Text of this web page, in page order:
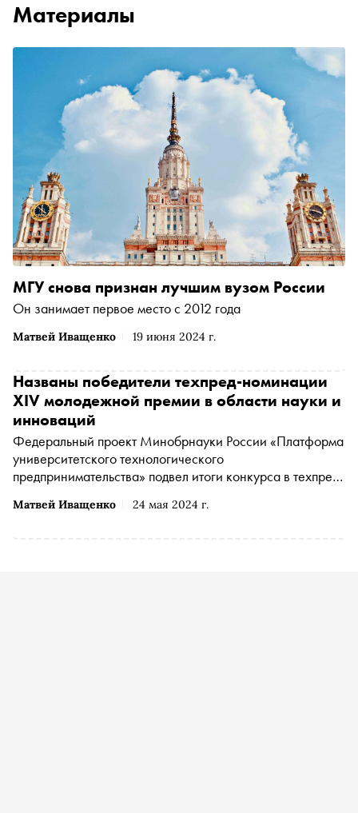
Материалы
Матвей Иващенко 19 июня 2024 г.
МГУ снова признан лучшим вузом России
Он занимает первое место с 2012 года
Матвей Иващенко 24 мая 2024 г.
Названы победители техпред-номинации
XIV молодежной премии в области науки и
инноваций
Федеральный проект Минобрнауки России «Платформа
университетского технологического
предпринимательства» подвел итоги конкурса в техпред
области науки и инноваций. Десять конкурсантов